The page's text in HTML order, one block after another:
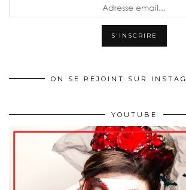
ON SE REJOINT SUR
YOUTUBE